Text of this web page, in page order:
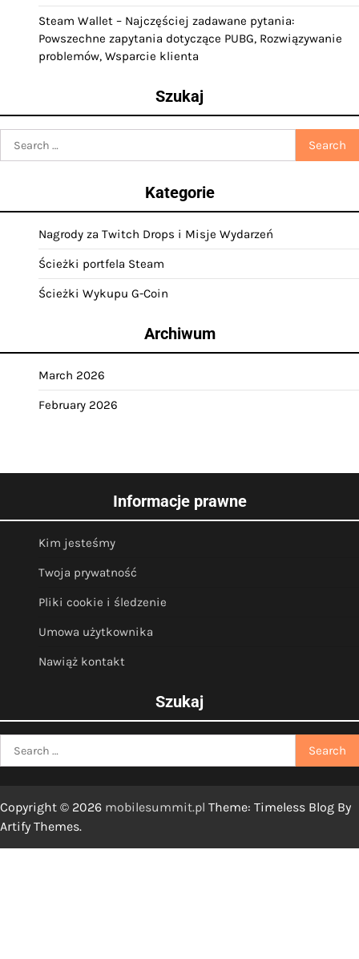
Steam Wallet – Najczęściej zadawane pytania:
Powszechne zapytania dotyczące PUBG, Rozwiązywanie
problemów, Wsparcie klienta
Szukaj
for:
Kategorie
Nagrody za Twitch Drops i Misje Wydarzeń
Ścieżki portfela Steam
Ścieżki Wykupu G-Coin
Archiwum
March 2026
February 2026
Informacje prawne
Kim jesteśmy
Twoja prywatność
Pliki cookie i śledzenie
Umowa użytkownika
Nawiąż kontakt
Szukaj
for:
Copyright © 2026 mobilesummit.pl Theme: Timeless Blog By
Artify Themes.